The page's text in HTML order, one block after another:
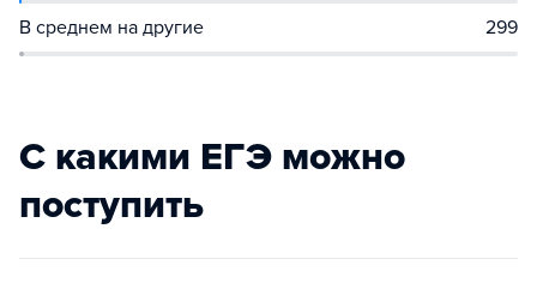
В среднем на другие 299
С какими ЕГЭ можно
поступить